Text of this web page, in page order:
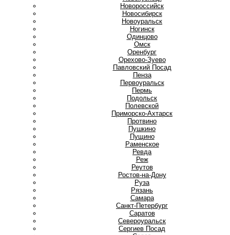
Новороссийск
Новосибирск
Новоуральск
Ногинск
Одинцово
Омск
Оренбург
Орехово-Зуево
Павловский Посад
Пенза
Первоуральск
Пермь
Подольск
Полевской
Приморско-Ахтарск
Протвино
Пушкино
Пущино
Раменское
Ревда
Реж
Реутов
Ростов-на-Дону
Руза
Рязань
Самара
Санкт-Петербург
Саратов
Североуральск
Сергиев Посад